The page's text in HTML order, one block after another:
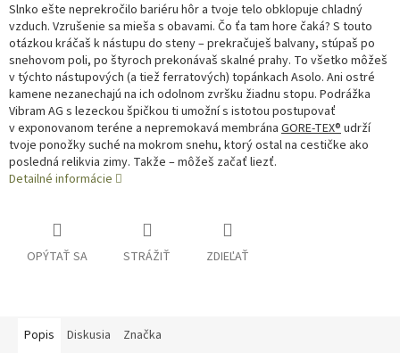
Slnko ešte neprekročilo bariéru hôr a tvoje telo obklopuje chladný
vzduch. Vzrušenie sa mieša s obavami. Čo ťa tam hore čaká? S touto
otázkou kráčaš k nástupu do steny – prekračuješ balvany, stúpaš po
snehovom poli, po štyroch prekonávaš skalné prahy. To všetko môžeš
v týchto nástupových (a tiež ferratových) topánkach Asolo. Ani ostré
kamene nezanechajú na ich odolnom zvršku žiadnu stopu. Podrážka
Vibram AG s lezeckou špičkou ti umožní s istotou postupovať
v exponovanom teréne a nepremokavá membrána GORE-TEX®udrží
tvoje ponožky suché na mokrom snehu, ktorý ostal na cestičke ako
posledná relikvia zimy. Takže – môžeš začať liezť.
Detailné informácie
OPÝTAŤ SA STRÁŽIŤ ZDIEĽAŤ
Popis Diskusia Značka